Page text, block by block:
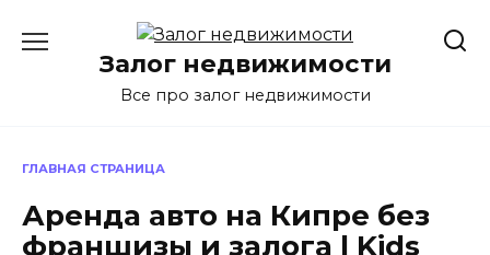
содержаниюЗалог недвижимости
Все про залог недвижимости
ГЛАВНАЯ СТРАНИЦА
Аренда авто на Кипре без
франшизы и залога | Kids